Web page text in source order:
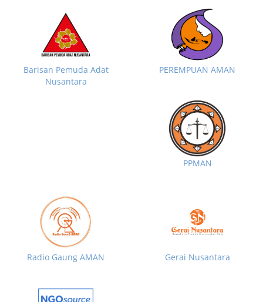
Barisan Pemuda Adat
Nusantara
PEREMPUAN AMAN
PPMAN
Radio Gaung AMAN Gerai Nusantara